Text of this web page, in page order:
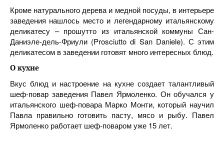
Кроме натурального дерева и медной посуды, в интерьере
заведения нашлось место и легендарному итальянскому
деликатесу – прошутто из итальянской коммуны Сан-
Даниэле-дель-Фриули (Prosciutto di San Daniele). С этим
деликатесом в заведении готовят много интересных блюд.
О кухне
Вкус блюд и настроение на кухне создает талантливый
шеф-повар заведения Павел Ярмоленко. Он обучался у
итальянского шеф-повара Марко Монти, который научил
Павла правильно готовить пасту, мясо и рыбу. Павел
Ярмоленко работает шеф-поваром уже 15 лет.